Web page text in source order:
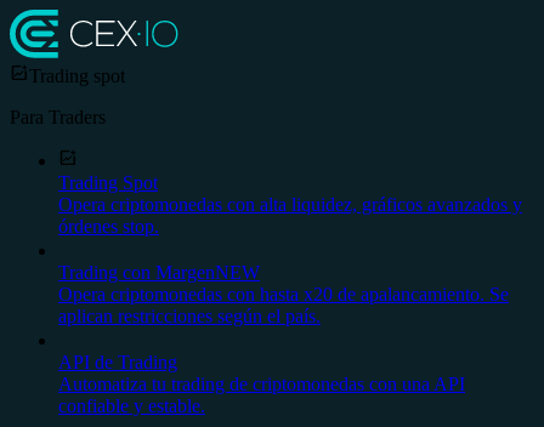
Trading spot
Para Traders
Trading Spot
Opera criptomonedas con alta liquidez, gráficos avanzados y
órdenes stop.
Trading con MargenNEW
Opera criptomonedas con hasta x20 de apalancamiento. Se
aplican restricciones según el país.
API de Trading
Automatiza tu trading de criptomonedas con una API
confiable y estable.